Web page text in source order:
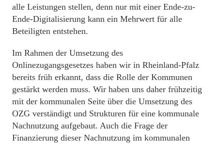
alle Leistungen stellen, denn nur mit einer Ende-zu-
Ende-Digitalisierung kann ein Mehrwert für alle
Beteiligten entstehen.
Im Rahmen der Umsetzung des
Onlinezugangsgesetzes haben wir in Rheinland-Pfalz
bereits früh erkannt, dass die Rolle der Kommunen
gestärkt werden muss. Wir haben uns daher frühzeitig
mit der kommunalen Seite über die Umsetzung des
OZG verständigt und Strukturen für eine kommunale
Nachnutzung aufgebaut. Auch die Frage der
Finanzierung dieser Nachnutzung im kommunalen